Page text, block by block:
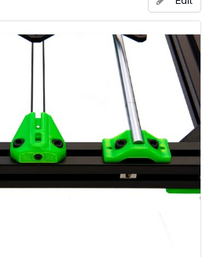
Add a comment